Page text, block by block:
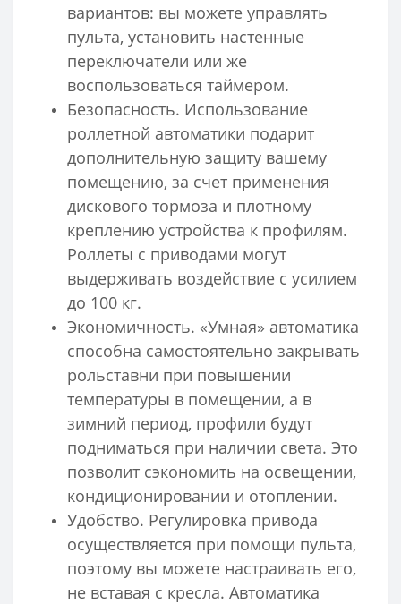
вариантов: вы можете управлять
пульта, установить настенные
переключатели или же
воспользоваться таймером.
Безопасность. Использование
роллетной автоматики подарит
дополнительную защиту вашему
помещению, за счет применения
дискового тормоза и плотному
креплению устройства к профилям.
Роллеты с приводами могут
выдерживать воздействие с усилием
до 100 кг.
Экономичность. «Умная» автоматика
способна самостоятельно закрывать
рольставни при повышении
температуры в помещении, а в
зимний период, профили будут
подниматься при наличии света. Это
позволит сэкономить на освещении,
кондиционировании и отоплении.
Удобство. Регулировка привода
осуществляется при помощи пульта,
поэтому вы можете настраивать его,
не вставая с кресла. Автоматика